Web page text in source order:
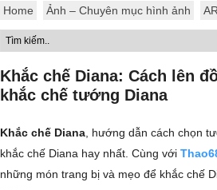
Home Ảnh – Chuyên mục hình ảnh
Khắc chế Diana: Cách lên
khắc chế tướng Diana
Khắc chế Diana , hướng dẫn cách chọn
khắc chế Diana hay nhất. Cùng với
những món trang bị và mẹo để khắc chế